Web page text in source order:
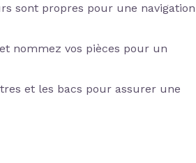
sont propres pour une navigation
nommez vos pièces pour un
et les bacs pour assurer une